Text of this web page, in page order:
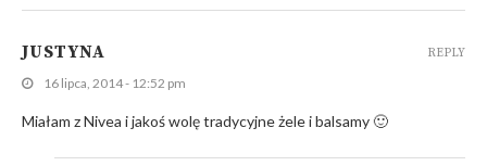
JUSTYNA
16 lipca, 2014 - 12:52 pm
Miałam z Nivea i jakoś wolę tradycyjne żele i balsamy 🙂
REPLY